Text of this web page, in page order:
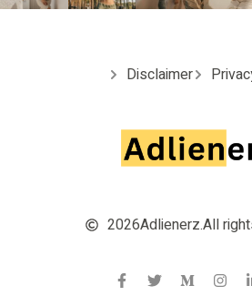
Disclaimer
2026Adlienerz.All